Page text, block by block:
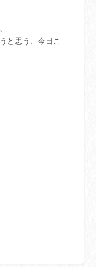
と思う、今日こ